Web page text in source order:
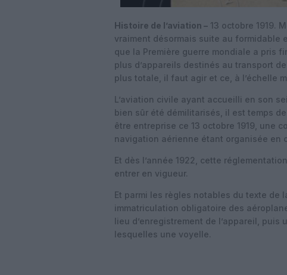
Histoire de l’aviation – 13 octobre 1919.
vraiment désormais suite au formidable
que la Première guerre mondiale a pris
plus d’appareils destinés au transport
plus totale, il faut agir et ce, à l’échelle
L’aviation civile ayant accueilli en son
bien sûr été démilitarisés, il est temps
être entreprise ce 13 octobre 1919, une
navigation aérienne étant organisée en
Et dès l’année 1922, cette
entrer en vigueur.
Et parmi les règles notables du texte de
immatriculation obligatoire des
lieu d’enregistrement de l’appareil,
lesquelles une voyelle.